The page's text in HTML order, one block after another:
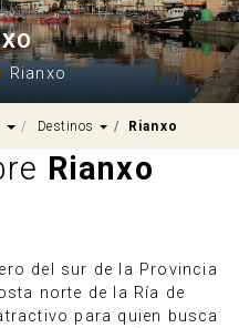
Rianxo
Dropdown
Destinos Dropdown
Rianxo
Rianxo
del sur de la Provincia
norte de la Ría de
para quien busca